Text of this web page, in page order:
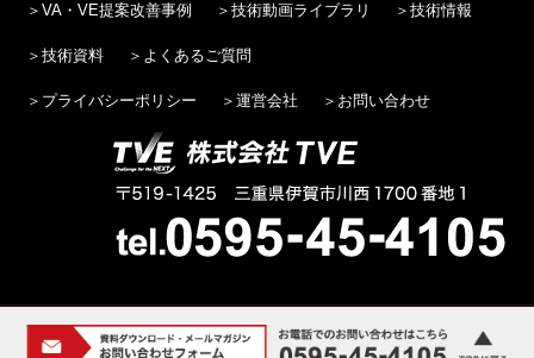
VA・VE提案改善事例 技術動画ライブラリ 技術情報
技術資料 よくあるご質問
プライバシーポリシー 運営会社 お問い合わせ